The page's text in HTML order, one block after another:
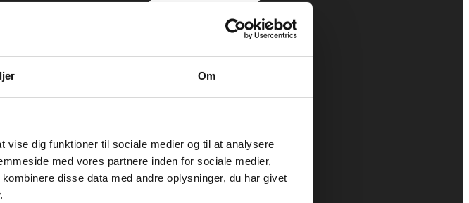
Om
vise dig funktioner til sociale medier og til at analysere
med vores partnere inden for sociale medier,
disse data med andre oplysninger, du har givet